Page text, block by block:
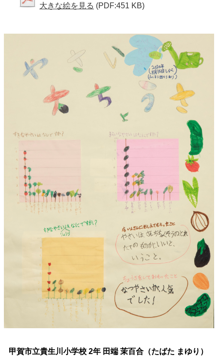
大きな絵を見る (PDF:451 KB)
甲賀市立貴生川小学校 2年 田端 茉百合（たばた まゆり）